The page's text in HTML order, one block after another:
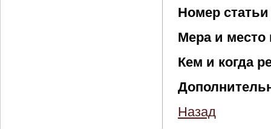
Номер
Мера и место
Кем и когда
Назад